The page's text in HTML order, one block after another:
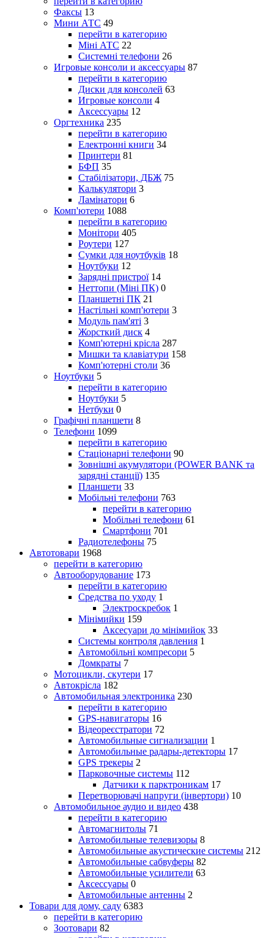
Факсы 13
Мини АТС 49
перейти в категорию
Міні АТС 22
Системні телефони 26
Игровые консоли и аксессуары 87
перейти в категорию
Диски для консолей 63
Игровые консоли 4
Аксессуары 12
Оргтехника 235
перейти в категорию
Електронні книги 34
Принтери 81
БФП 35
Стабілізатори, ДБЖ 75
Калькулятори 3
Ламінатори 6
Комп'ютери 1088
перейти в категорию
Монітори 405
Роутери 127
Сумки для ноутбуків 18
Ноутбуки 12
Зарядні пристрої 14
Неттопи (Міні ПК) 0
Планшетні ПК 21
Настільні комп'ютери 3
Модуль пам'яті 3
Жорсткий диск 4
Комп'ютерні крісла 287
Мишки та клавіатури 158
Комп'ютерні столи 36
Ноутбуки 5
перейти в категорию
Ноутбуки 5
Нетбуки 0
Графічні планшети 8
Телефони 1099
перейти в категорию
Стаціонарні телефони 90
Зовнішні акумулятори (POWER BANK та
зарядні станції) 135
Планшети 33
Мобільні телефони 763
перейти в категорию
Мобільні телефони 61
Смартфони 701
Радиотелефоны 75
Автотовари 1968
перейти в категорию
Автооборудование 173
перейти в категорию
Средства по уходу 1
Электроскребок 1
Мінімийки 159
Аксесуари до мінімийок 33
Системы контроля давления 1
Автомобільні компресори 5
Домкраты 7
Мотоцикли, скутери 17
Автокрісла 182
Автомобильная электроника 230
перейти в категорию
GPS-навигаторы 16
Відеореєстратори 72
Автомобильные сигнализации 1
Автомобильные радары-детекторы 17
GPS трекеры 2
Парковочные системы 112
Датчики к парктроникам 17
Перетворювачі напруги (інвертори) 10
Автомобильное аудио и видео 438
перейти в категорию
Автомагнитолы 71
Автомобильные телевизоры 8
Автомобильные акустические системы 212
Автомобильные сабвуферы 82
Автомобильные усилители 63
Аксессуары 0
Автомобильные антенны 2
Товари для дому, саду 6383
перейти в категорию
Зоотовари 82